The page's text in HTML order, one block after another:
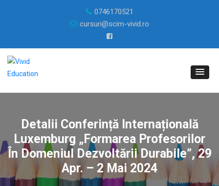
0746170521
cursuri@scim-vivid.ro
Detalii Conferință Internațională
Luxemburg „Formarea Profesorilor
În Domeniul Dezvoltării Durabile”, 29
Apr. – 2 Mai 2024